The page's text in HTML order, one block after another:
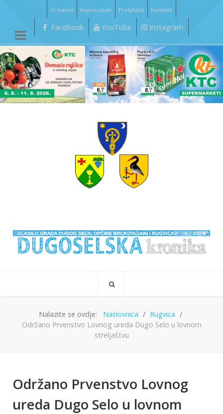
O nama Impressum Pretplata Kontakt
Facebook YouTube Instagram
Nalazite se ovdje: Naslovnica
Rugvica
Održano Prvenstvo Lovnog ureda Dugo Selo u lovnom
streljaštvu
Održano Prvenstvo Lovnog
ureda Dugo Selo u lovnom